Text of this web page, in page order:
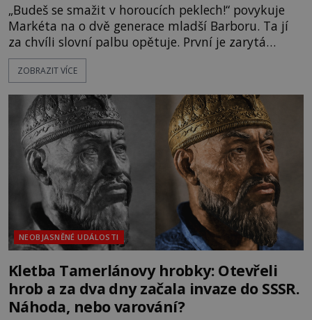
„Budeš se smažit v horoucích peklech!“ povykuje
Markéta na o dvě generace mladší Barboru. Ta jí
za chvíli slovní palbu opětuje. První je zarytá
katolička, druhá přesvědčená kališnice. A každá z
nich se usídlí na jedné z věží slavného hradu
mezi vůdce protihusitského boje. Za manželku má
skutečně jistou
ZOBRAZIT VÍCE
NEOBJASNĚNÉ UDÁLOSTI
Kletba Tamerlánovy hrobky: Otevřeli
hrob a za dva dny začala invaze do SSSR.
Náhoda, nebo varování?